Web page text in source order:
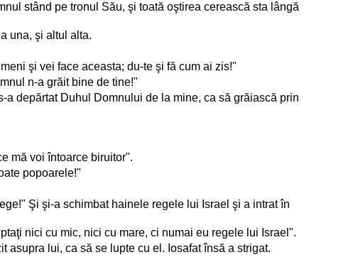
stând pe tronul Său, şi toată oştirea cerească sta lângă
una, şi altul alta.
şi vei face aceasta; du-te şi fă cum ai zis!"
n-a grăit bine de tine!"
depărtat Duhul Domnului de la mine, ca să grăiască prin
mă voi întoarce biruitor".
popoarele!"
Şi şi-a schimbat hainele regele lui Israel şi a intrat în
nici cu mic, nici cu mare, ci numai eu regele lui Israel".
asupra lui, ca să se lupte cu el. Iosafat însă a strigat.